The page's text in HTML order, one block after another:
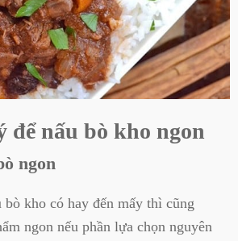
để nấu bò kho ngon
ngon
bò kho có hay đến mấy thì cũng
ngon nếu phần lựa chọn nguyên